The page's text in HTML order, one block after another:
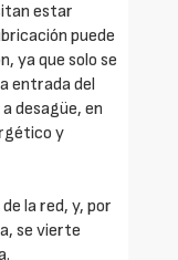
estar
puede
ya que solo se
entrada del
desagüe, en
y
la red, y, por
se vierte